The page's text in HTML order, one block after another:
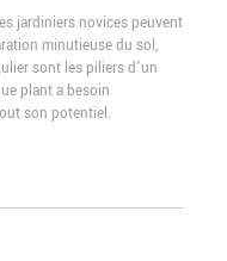
jardiniers novices peuvent
minutieuse du sol,
sont les piliers d’un
plant a besoin
son potentiel.